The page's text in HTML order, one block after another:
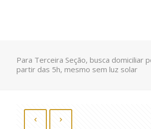
Para Terceira Seção, busca domiciliar
partir das 5h, mesmo sem luz solar